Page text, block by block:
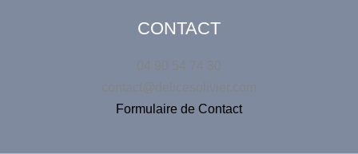
CONTACT
04 90 54 74 30
contact@delicesolivier.com
Formulaire de Contact